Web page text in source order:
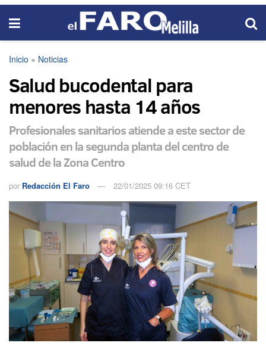
Inicio » Noticias
Salud bucodental para
menores hasta 14 años
Profesionales sanitarios atiende a este sector de
población en la segunda planta del centro de
salud de la Zona Centro
por Redacción El Faro 22/01/2025 09:16 CET